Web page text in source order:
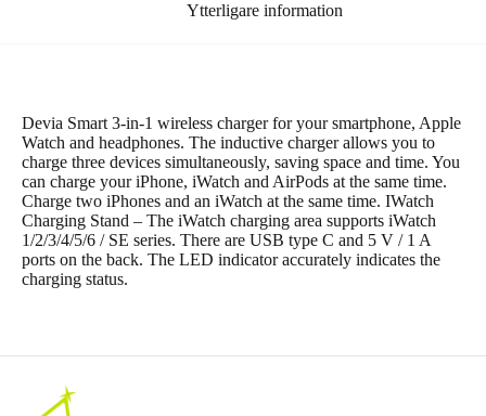
Ytterligare information
Devia Smart 3-in-1 wireless charger for your smartphone, Apple
Watch and headphones. The inductive charger allows you to
charge three devices simultaneously, saving space and time. You
can charge your iPhone, iWatch and AirPods at the same time.
Charge two iPhones and an iWatch at the same time. IWatch
Charging Stand – The iWatch charging area supports iWatch
1/2/3/4/5/6 / SE series. There are USB type C and 5 V / 1 A
ports on the back. The LED indicator accurately indicates the
charging status.